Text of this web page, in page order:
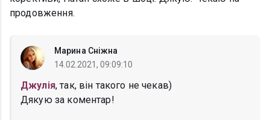
продовження.
Марина Сніжна
14.02.2021, 09:09:10
Джулія, так, він такого не чекав)
Дякую за коментар!